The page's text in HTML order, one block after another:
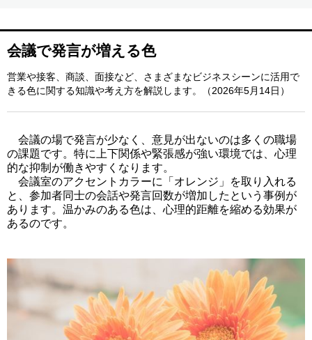
会議で発言が増える色
営業や接客、商談、面接など、さまざまなビジネスシーンに活用で
きる色に関する知識や考え方を解説します。（2026年5月14日）
会議の場で発言が少なく、意見が出ないのは多くの職場
の課題です。特に上下関係や緊張感が強い環境では、心理
的な抑制が働きやすくなります。
会議室のアクセントカラーに「オレンジ」を取り入れる
と、参加者同士の会話や発言回数が増加したという事例が
あります。温かみのある色は、心理的距離を縮める効果が
あるのです。